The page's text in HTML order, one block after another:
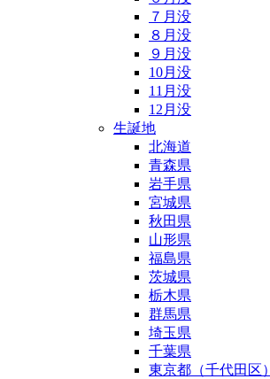
７月没
８月没
９月没
10月没
11月没
12月没
生誕地
北海道
青森県
岩手県
宮城県
秋田県
山形県
福島県
茨城県
栃木県
群馬県
埼玉県
千葉県
東京都（千代田区）